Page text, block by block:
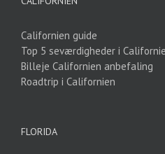
Californien guide
Top 5 seværdigheder i
Billeje Californien anbefaling
Roadtrip i Californien
FLORIDA